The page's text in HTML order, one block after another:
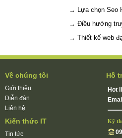
→ Lựa chọn Seo
→ Điều hướng
→ Thiết kế web
Về chúng tôi
Giới thiệu
Diễn đàn
Liên hệ
Kiến thức IT
Tin tức
Hỗ
Hot
Kỹ